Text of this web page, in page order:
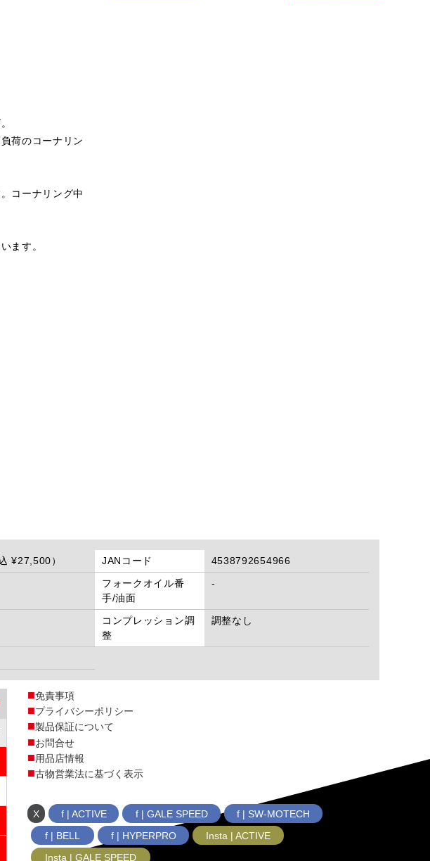
荷のコーナリン
コーナリング中
ます。
¥27,500） JANコード
4538792654966
フォークオイル番
手/油面
-
コンプレッション調
整
調整なし
免責事項
プライバシーポリシー
製品保証について
お問合せ
用品店情報
古物営業法に基づく表示
X f | ACTIVE f | GALE SPEED
f | SW-MOTECH
f | BELL
f | HYPERPRO
Insta | ACTIVE
Insta | GALE SPEED